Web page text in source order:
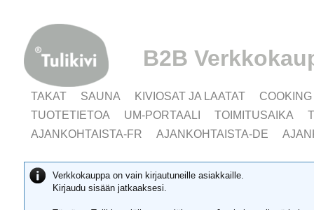
B2B
TAKAT SAUNA KIVIOSAT JA LAATAT
COOKING
TUOTETIETOA
UM-PORTAALI TOIMITUSAIKA
AJANKOHTAISTA-FR
AJANKOHTAISTA-DE
Verkkokauppa on vain kirjautuneille asiakkaille.
Kirjaudu sisään jatkaaksesi.